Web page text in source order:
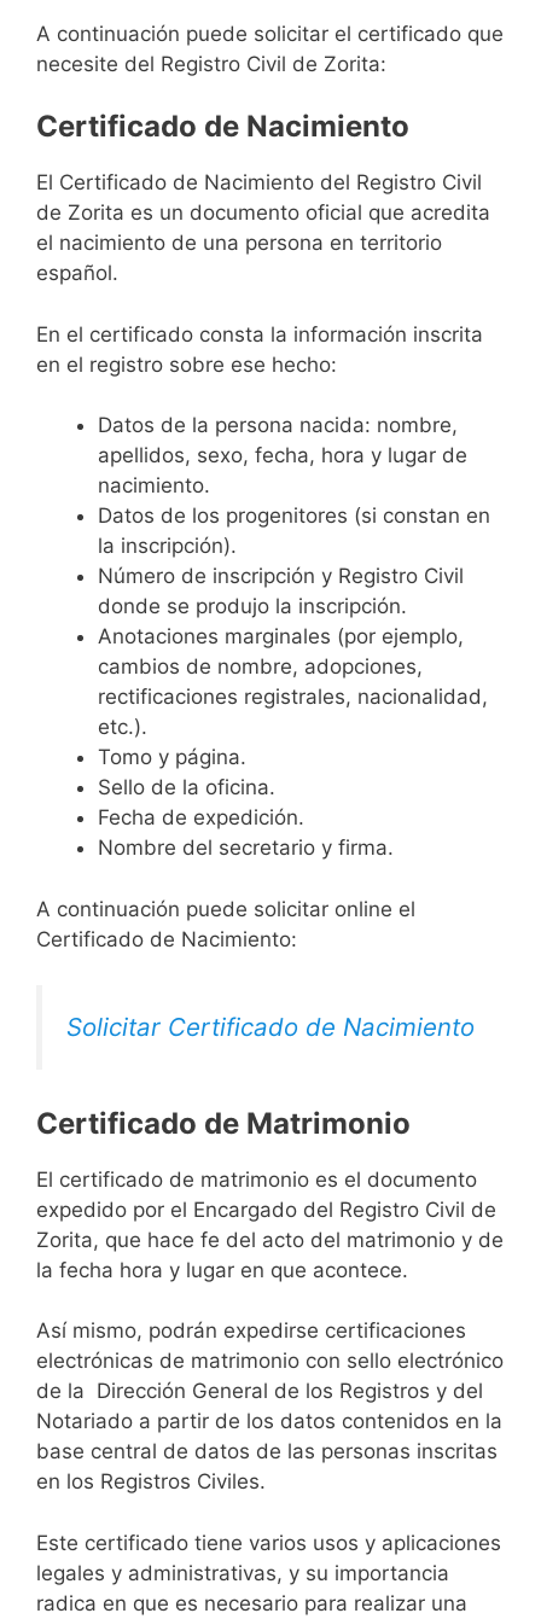
A continuación puede solicitar el certificado que
necesite del Registro Civil de Zorita:
Certificado de Nacimiento
El Certificado de Nacimiento del Registro Civil
de Zorita es un documento oficial que acredita
el nacimiento de una persona en territorio
español.
En el certificado consta la información inscrita
en el registro sobre ese hecho:
Datos de la persona nacida: nombre,
apellidos, sexo, fecha, hora y lugar de
nacimiento.
Datos de los progenitores (si constan en
la inscripción).
Número de inscripción y Registro Civil
donde se produjo la inscripción.
Anotaciones marginales (por ejemplo,
cambios de nombre, adopciones,
rectificaciones registrales, nacionalidad,
etc.).
Tomo y página.
Sello de la oficina.
Fecha de expedición.
Nombre del secretario y firma.
A continuación puede solicitar online el
Certificado de Nacimiento:
Solicitar Certificado de Nacimiento
Certificado de Matrimonio
El certificado de matrimonio es el documento
expedido por el Encargado del Registro Civil de
Zorita, que hace fe del acto del matrimonio y de
la fecha hora y lugar en que acontece.
Así mismo, podrán expedirse certificaciones
electrónicas de matrimonio con sello electrónico
de la Dirección General de los Registros y del
Notariado a partir de los datos contenidos en la
base central de datos de las personas inscritas
en los Registros Civiles.
Este certificado tiene varios usos y aplicaciones
legales y administrativas, y su importancia
radica en que es necesario para realizar una